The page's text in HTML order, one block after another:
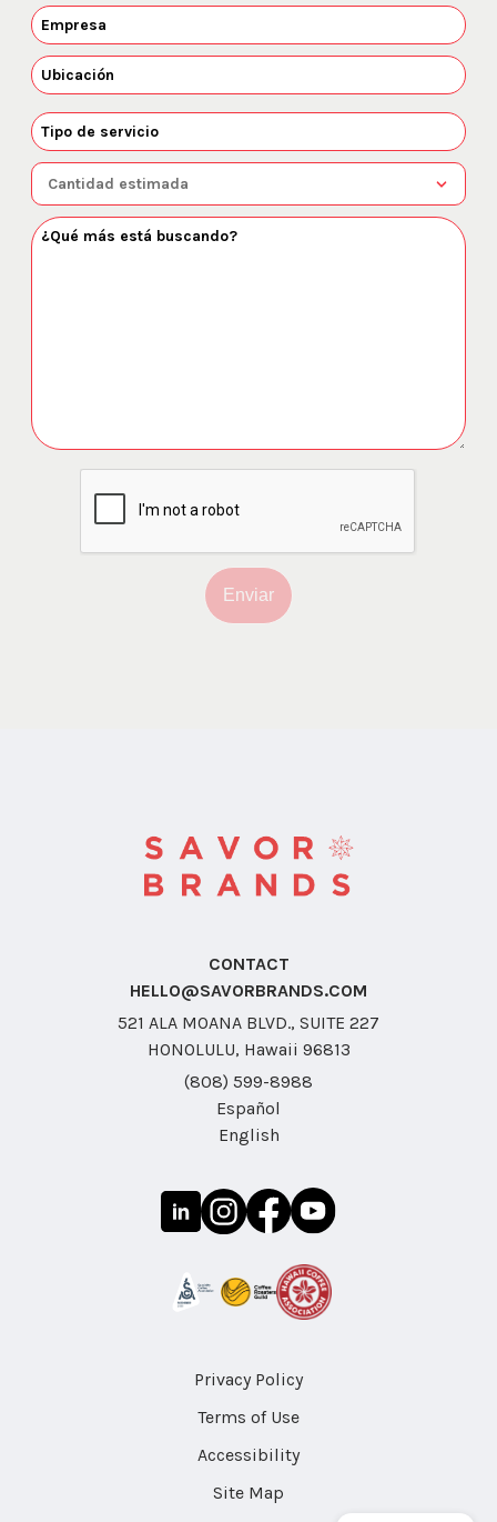
Enviar
CONTACT
HELLO@SAVORBRANDS.COM
521 ALA MOANA BLVD., SUITE 227
HONOLULU, Hawaii 96813
(808) 599-8988
Español
English
Privacy Policy
Terms of Use
Accessibility
Site Map